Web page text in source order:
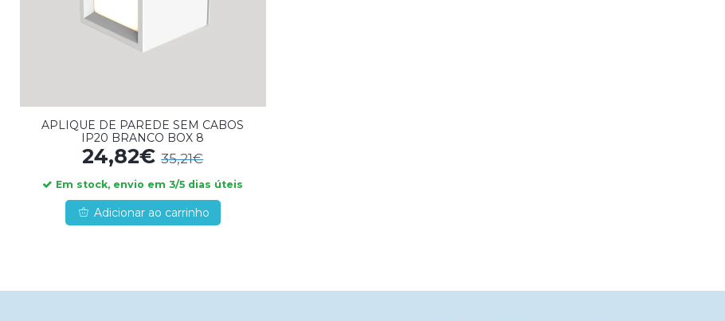
APLIQUE DE PAREDE SEM CABOS
IP20 BRANCO BOX 8
24,82€35,21€
Em stock, envio em 3/5 dias úteis
Adicionar ao carrinho